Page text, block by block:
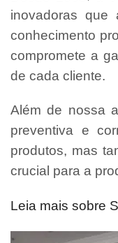
inovadoras que
conhecimento
compromete a
de cada cliente.
Além de nossa
preventiva e
produtos, mas
crucial para a
Leia mais sobre